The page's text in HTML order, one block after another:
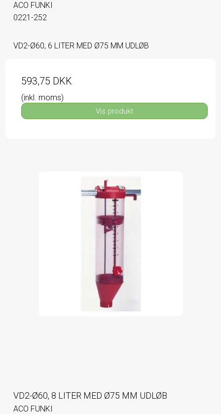
ACO FUNKI
0221-252
VD2-Ø60, 6 LITER MED Ø75 MM UDLØB
593,75 DKK
(inkl. moms)
Vis produkt
VD2-Ø60, 8 LITER MED Ø75 MM UDLØB
ACO FUNKI